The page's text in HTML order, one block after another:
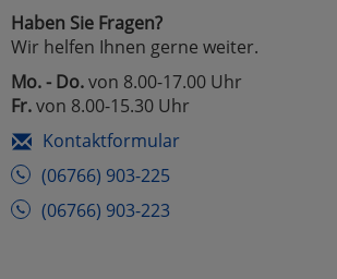
Haben Sie Fragen?
Wir helfen Ihnen gerne weiter.
Mo. - Do.von 8.00-17.00 Uhr
Fr.von 8.00-15.30 Uhr
Kontaktformular
(06766) 903-225
(06766) 903-223